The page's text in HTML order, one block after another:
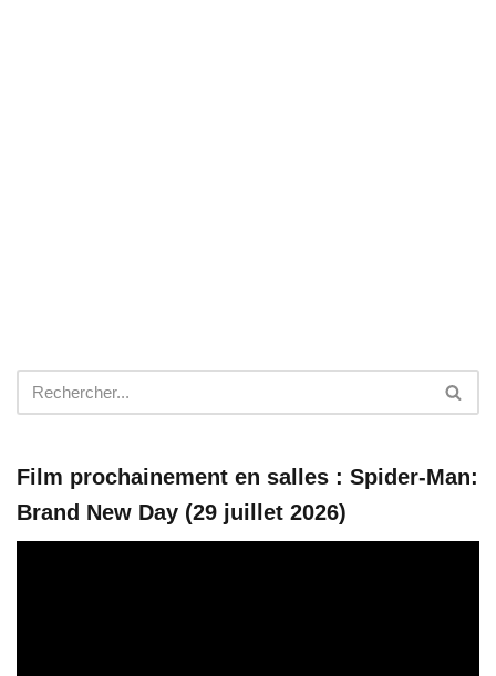
Film prochainement en salles : Spider-Man:
Brand New Day (29 juillet 2026)